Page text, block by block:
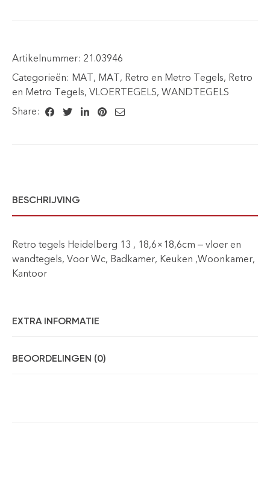
Artikelnummer: 21.03946
Categorieën: MAT, MAT, Retro en Metro Tegels, Retro
en Metro Tegels, VLOERTEGELS, WANDTEGELS
Share:
BESCHRIJVING
Retro tegels Heidelberg 13 , 18,6×18,6cm – vloer en
wandtegels, Voor Wc, Badkamer, Keuken ,Woonkamer,
Kantoor
EXTRA INFORMATIE
BEOORDELINGEN (0)